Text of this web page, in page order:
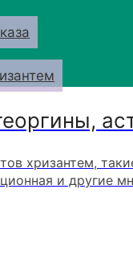
хризантем,
и другие